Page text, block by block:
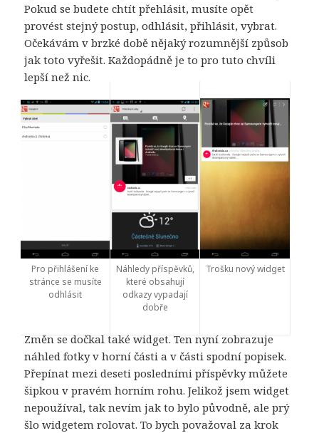
Pokud se budete chtít přehlásit, musíte opět
provést stejný postup, odhlásit, přihlásit, vybrat.
Očekávám v brzké době nějaký rozumnější způsob
jak toto vyřešit. Každopádně je to pro tuto chvíli
lepší než nic.
Pro přihlášení ke
stránce se musíte
odhlásit
Náhledy příspěvků,
které obsahují
odkazy vypadají
dobře
Trošku nový widget
Změn se dočkal také widget. Ten nyní zobrazuje
náhled fotky v horní části a v části spodní popisek.
Přepínat mezi deseti posledními příspěvky můžete
šipkou v pravém horním rohu. Jelikož jsem widget
nepoužíval, tak nevím jak to bylo původně, ale prý
šlo widgetem rolovat. To bych považoval za krok